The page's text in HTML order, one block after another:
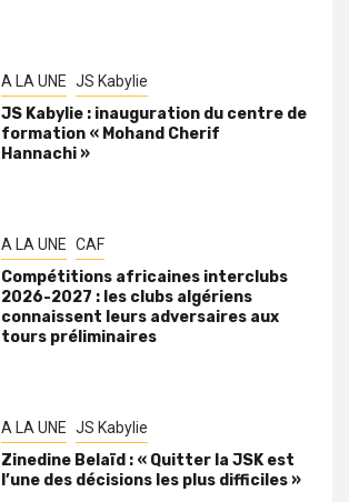
A LA UNE JS Kabylie
JS Kabylie : inauguration du centre de
formation « Mohand Cherif
Hannachi »
A LA UNE CAF
Compétitions africaines interclubs
2026-2027 : les clubs algériens
connaissent leurs adversaires aux
tours préliminaires
A LA UNE JS Kabylie
Zinedine Belaïd : « Quitter la JSK est
l’une des décisions les plus difficiles »